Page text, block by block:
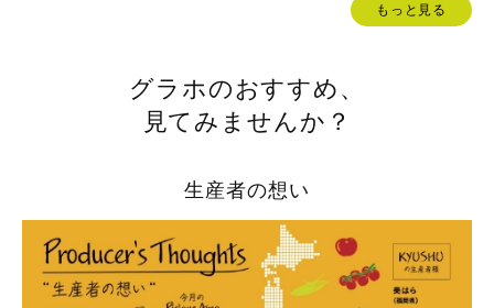
もっと見る
グラホのおすすめ、
見てみませんか？
生産者の想い